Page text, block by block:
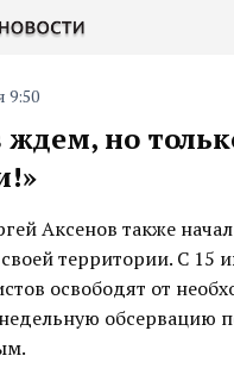
ждем, но
9:50
Аксенов также
территории. С 15
освободят от
обсервацию